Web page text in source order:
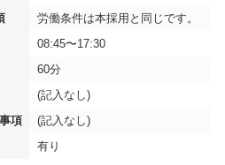
労働条件は本採用と同じです。
08:45〜17:30
60分
(記入なし)
項
(記入なし)
有り